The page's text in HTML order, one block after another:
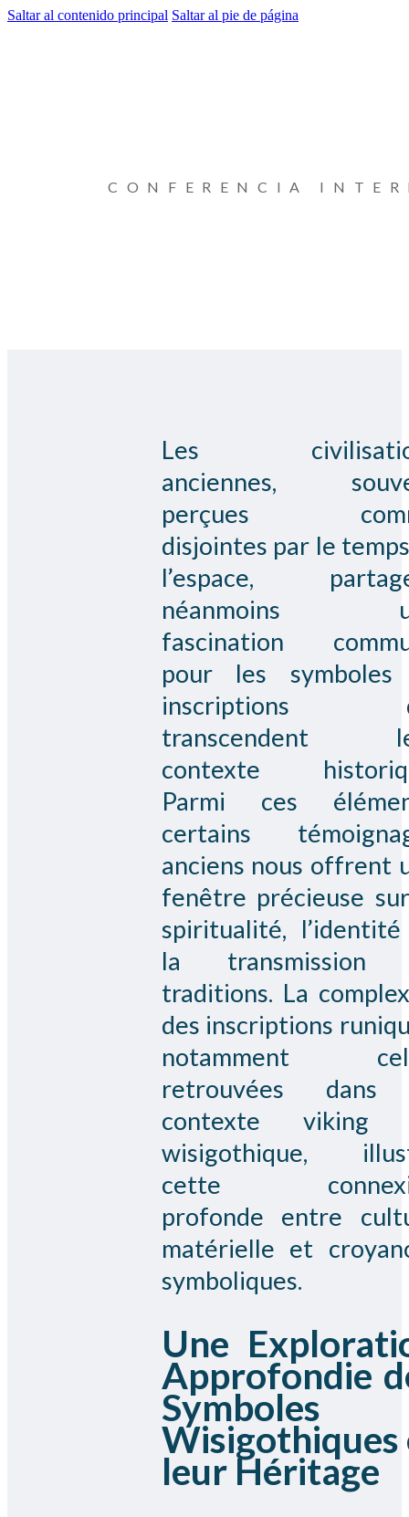
Saltar al contenido principal Saltar al pie de página
CONFERENCIA
Les
anciennes,
perçues
disjointes par le
l’espace,
néanmoins
fascination
pour les
inscriptions
transcendent
contexte
Parmi ces
certains
anciens nous offrent
fenêtre précieuse
spiritualité,
la transmission
traditions. La
des inscriptions
notamment
retrouvées
contexte viking
wisigothique,
cette
profonde entre
matérielle et
symboliques.
Une
Approfondie
Symboles
Wisigothiques
leur Héritage